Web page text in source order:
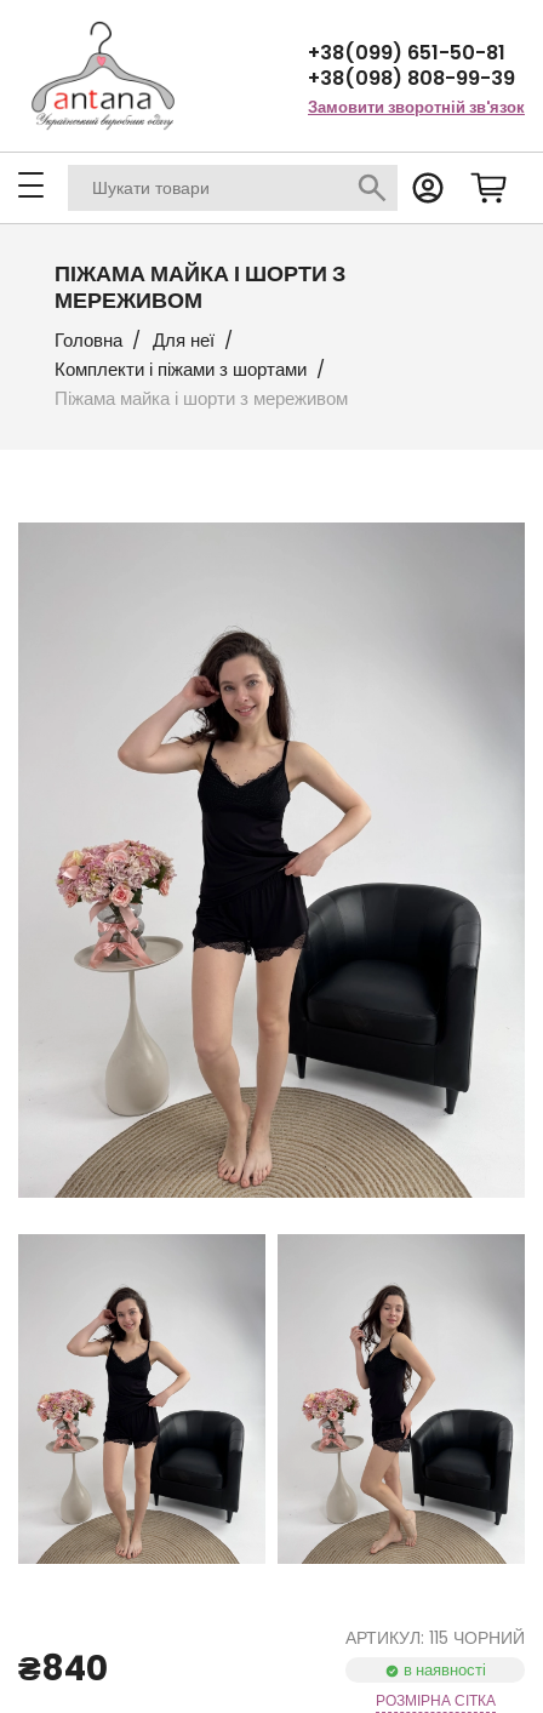
+38(099) 651-50-81
+38(098) 808-99-39
Замовити зворотній зв'язок
ПІЖАМА МАЙКА І ШОРТИ З
МЕРЕЖИВОМ
Головна
Для неї
Комплекти і піжами з шортами
Піжама майка і шорти з мереживом
₴840
АРТИКУЛ: 115 ЧОРНИЙ
в наявності
РОЗМІРНА СІТКА